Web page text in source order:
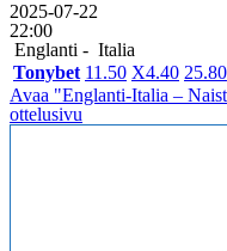
2025-07-22
22:00
Englanti - Italia
Tonybet 11.50 X4.40 25.80
Avaa "Englanti-Italia –
ottelusivu